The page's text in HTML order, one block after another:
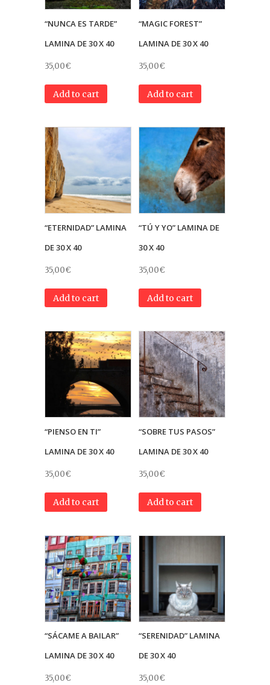
“NUNCA ES TARDE”
LAMINA DE 30 X 40
35,00€
Add to cart
“MAGIC FOREST”
LAMINA DE 30 X 40
35,00€
Add to cart
“ETERNIDAD” LAMINA
DE 30 X 40
35,00€
Add to cart
“TÚ Y YO” LAMINA DE
30 X 40
35,00€
Add to cart
“PIENSO EN TI”
LAMINA DE 30 X 40
35,00€
Add to cart
“SOBRE TUS PASOS”
LAMINA DE 30 X 40
35,00€
Add to cart
“SÁCAME A BAILAR”
LAMINA DE 30 X 40
35,00€
“SERENIDAD” LAMINA
DE 30 X 40
35,00€